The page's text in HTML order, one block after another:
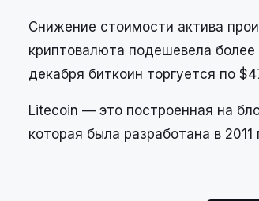
Снижение стоимости актива
криптовалюта подешевела
декабря биткоин торгуется по
Litecoin — это построенная на
которая была разработана в 2011